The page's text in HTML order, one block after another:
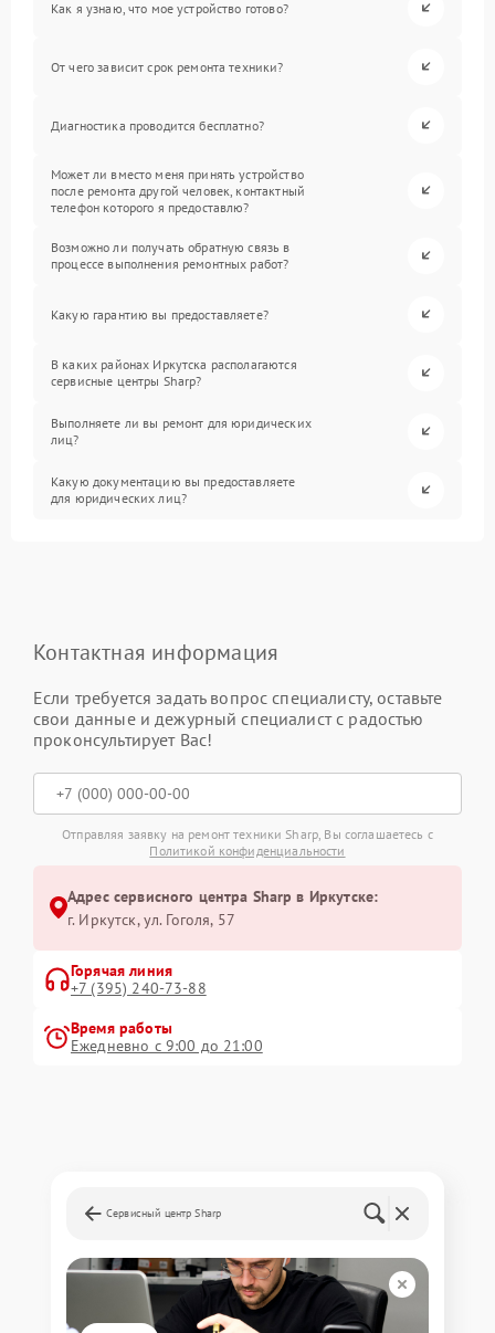
Как я узнаю, что мое устройство готово?
От чего зависит срок ремонта техники?
Диагностика проводится бесплатно?
Может ли вместо меня принять устройство
после ремонта другой человек, контактный
телефон которого я предоставлю?
Возможно ли получать обратную связь в
процессе выполнения ремонтных работ?
Какую гарантию вы предоставляете?
В каких районах Иркутска располагаются
сервисные центры Sharp?
Выполняете ли вы ремонт для юридических
лиц?
Какую документацию вы предоставляете
для юридических лиц?
Контактная информация
Если требуется задать вопрос специалисту, оставьте
свои данные и дежурный специалист с радостью
проконсультирует Вас!
Отправляя заявку на ремонт техники Sharp, Вы соглашаетесь с
Политикой конфиденциальности
Адрес сервисного центра Sharp в Иркутске:
г. Иркутск, ул. ​Гоголя, 57
Горячая линия
+7 (395) 240-73-88
Время работы
Ежедневно с 9:00 до 21:00
Сервисный центр Sharp